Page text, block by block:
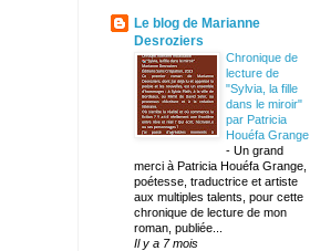
Le blog de Marianne
Desroziers
Chronique de
lecture de
"Sylvia, la fille
dans le miroir"
par Patricia
Houéfa Grange
- Un grand
merci à Patricia Houéfa Grange,
poétesse, traductrice et artiste
aux multiples talents, pour cette
chronique de lecture de mon
roman, publiée...
Il y a 7 mois